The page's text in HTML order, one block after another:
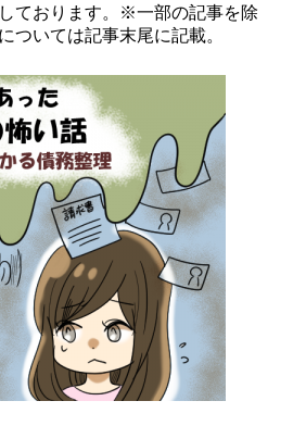
ております。※一部の記事を除
ついては記事末尾に記載。